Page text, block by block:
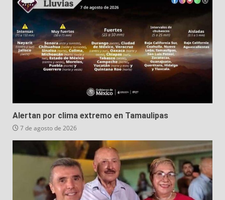
Alertan por clima extremo en Tamaulipas
7 de agosto de 2026